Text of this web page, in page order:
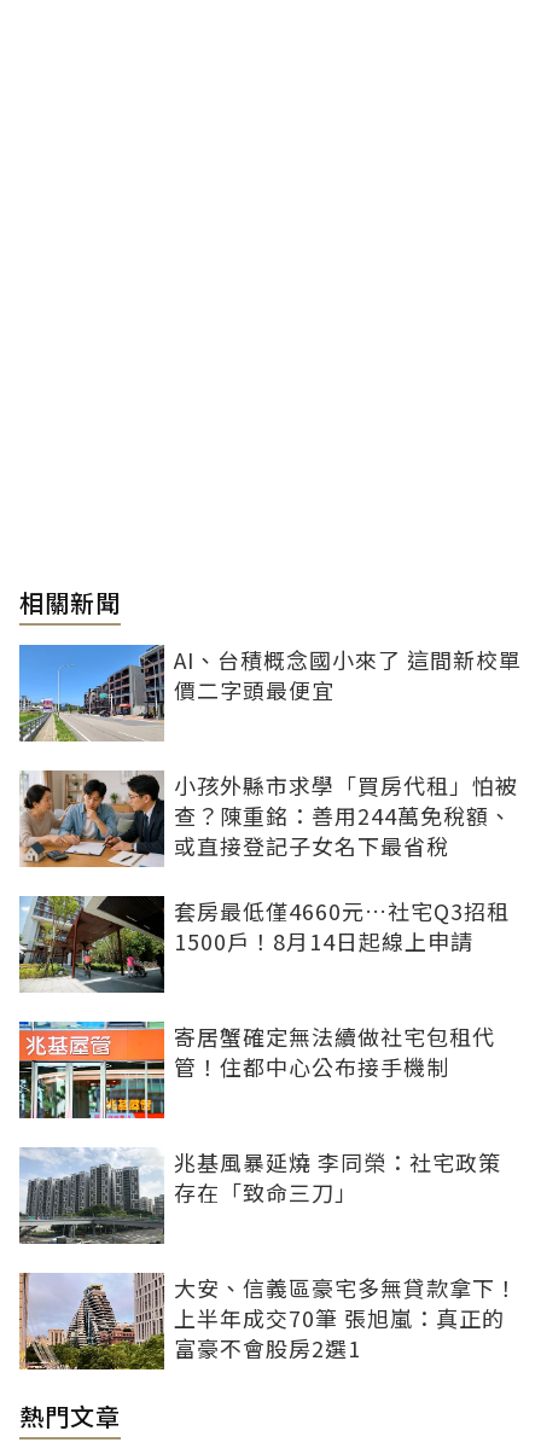
相關新聞
AI、台積概念國小來了 這間新校單
價二字頭最便宜
小孩外縣市求學「買房代租」怕被
查？陳重銘：善用244萬免稅額、
或直接登記子女名下最省稅
套房最低僅4660元…社宅Q3招租
1500戶！8月14日起線上申請
寄居蟹確定無法續做社宅包租代
管！住都中心公布接手機制
兆基風暴延燒 李同榮：社宅政策
存在「致命三刀」
大安、信義區豪宅多無貸款拿下！
上半年成交70筆 張旭嵐：真正的
富豪不會股房2選1
熱門文章